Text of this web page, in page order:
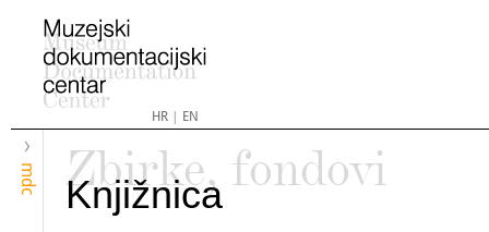
HR| EN
mdc
Zbirke, fondovi
Knjižnica